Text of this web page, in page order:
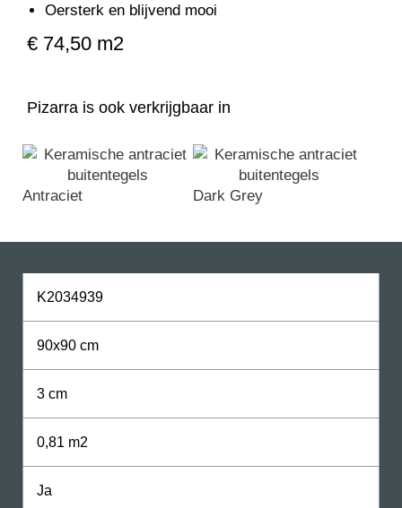
Oersterk en blijvend mooi
€ 74,50 m2
Pizarra is ook verkrijgbaar in
Antraciet Dark Grey
K2034939
90x90 cm
3 cm
0,81 m2
Ja